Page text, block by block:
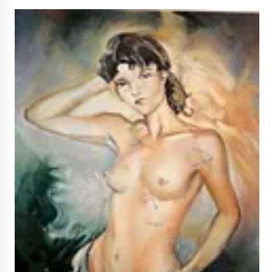
NË KALLARAT, NË “FSHATIN E DJEGUR” U
ZHVILLUA EDICIONI I TRETË I PIKNIKU
26/05/2026
Gazeta Kallarati nr. 117
Gazeta Kallarati nr. 116
28/01/2026
Mbi kockat e martirëve ngrihet Atdheu
17/10/2025
Gazeta Kallarati nr. 115
14/10/2025
Faksimilet e një 83 vjetori lufte: Çfarë shkruan
Vexhi Buharaja për Heroin e Popullit, Mumin
Selami.
04/10/2025